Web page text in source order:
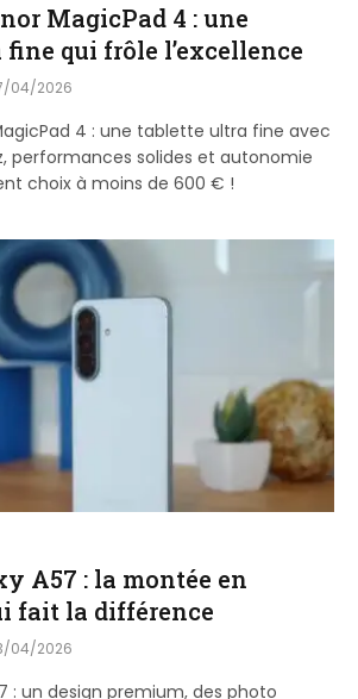
MagicPad 4 : une
qui frôle l’excellence
04/2026
4 : une tablette ultra fine avec
performances solides et autonomie
choix à moins de 600 € !
A57 : la montée en
fait la différence
04/2026
: un design premium, des photo